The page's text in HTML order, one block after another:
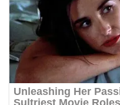
berdialog
agar warga
akan
keadaan
dikibarkan
negara.‎‎‎Selain
bendera,
dimanfaatkan
warning) guna